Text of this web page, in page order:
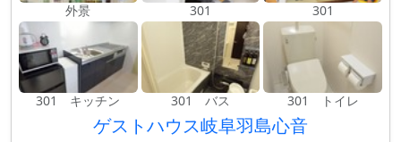
外景 301 301
301 キッチン 301 バス 301 トイレ
ゲストハウス岐阜羽島心音